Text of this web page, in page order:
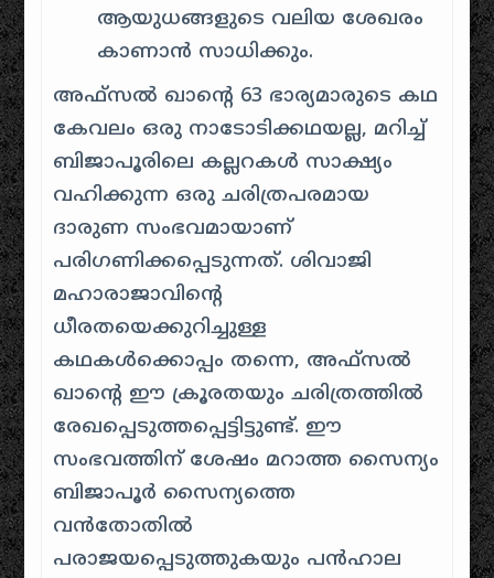
ആയുധങ്ങളുടെ വലിയ ശേഖരം
കാണാൻ സാധിക്കും.
അഫ്സൽ ഖാൻ്റെ 63 ഭാര്യമാരുടെ കഥ
കേവലം ഒരു നാടോടിക്കഥയല്ല, മറിച്ച്
ബിജാപൂരിലെ കല്ലറകൾ സാക്ഷ്യം
വഹിക്കുന്ന ഒരു ചരിത്രപരമായ
ദാരുണ സംഭവമായാണ്
പരിഗണിക്കപ്പെടുന്നത്. ശിവാജി
മഹാരാജാവിന്റെ
ധീരതയെക്കുറിച്ചുള്ള
കഥകൾക്കൊപ്പം തന്നെ, അഫ്സൽ
ഖാൻ്റെ ഈ ക്രൂരതയും ചരിത്രത്തിൽ
രേഖപ്പെടുത്തപ്പെട്ടിട്ടുണ്ട്. ഈ
സംഭവത്തിന് ശേഷം മറാത്ത സൈന്യം
ബിജാപൂർ സൈന്യത്തെ
വൻതോതിൽ
പരാജയപ്പെടുത്തുകയും പൻഹാല